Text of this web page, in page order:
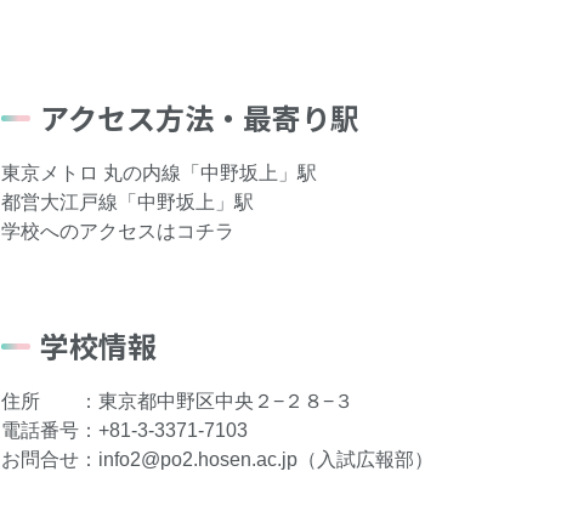
アクセス方法・最寄り駅
東京メトロ 丸の内線「中野坂上」駅
都営大江戸線「中野坂上」駅
学校へのアクセスはコチラ
学校情報
住所 ：東京都中野区中央２−２８−３
電話番号：+81-3-3371-7103
お問合せ：info2@po2.hosen.ac.jp（入試広報部）